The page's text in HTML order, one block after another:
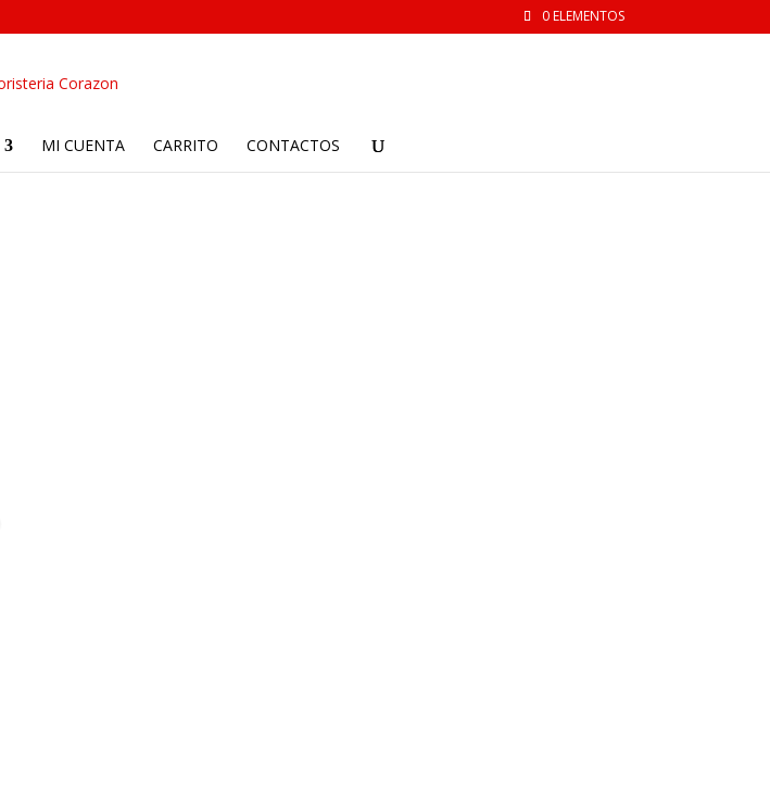
0 ELEMENTOS
MI CUENTA CARRITO CONTACTOS